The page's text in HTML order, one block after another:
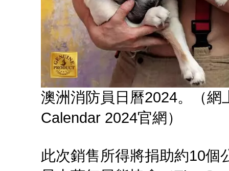
澳洲消防員日曆2024。（
Calendar 2024官網）
此次銷售所得將捐助約10個